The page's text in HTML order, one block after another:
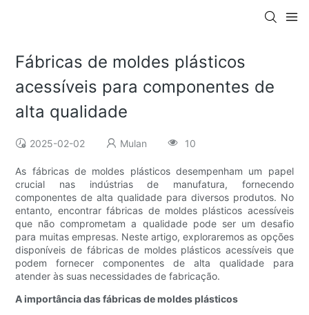
Fábricas de moldes plásticos
acessíveis para componentes de
alta qualidade
2025-02-02 Mulan 10
As fábricas de moldes plásticos desempenham um papel
crucial nas indústrias de manufatura, fornecendo
componentes de alta qualidade para diversos produtos. No
entanto, encontrar fábricas de moldes plásticos acessíveis
que não comprometam a qualidade pode ser um desafio
para muitas empresas. Neste artigo, exploraremos as opções
disponíveis de fábricas de moldes plásticos acessíveis que
podem fornecer componentes de alta qualidade para
atender às suas necessidades de fabricação.
A importância das fábricas de moldes plásticos